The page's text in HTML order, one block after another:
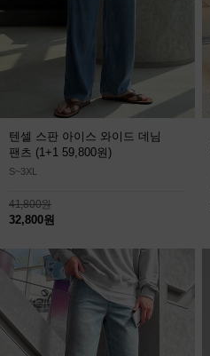
텐셀 스판 아이스 와이드 데님
팬츠 (1+1 59,800원)
S~3XL
41,800원
32,800원